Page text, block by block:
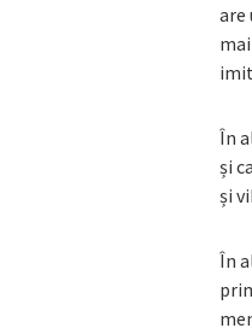
are
În
și
și
În